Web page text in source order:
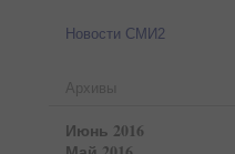
Новости СМИ2
Архивы
Июнь 2016